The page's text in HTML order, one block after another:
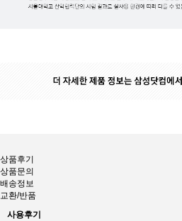
상품후기
상품문의
배송정보
교환/반품
사용후기